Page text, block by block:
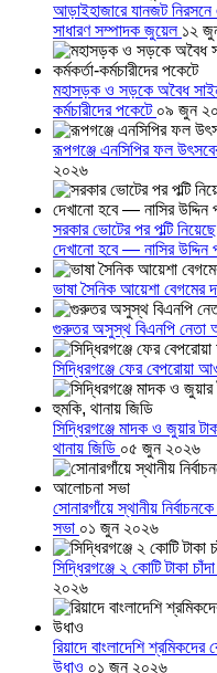
আড়াইহাজারে যানজট নিরসনে
সাধারণ সম্পাদক জুয়েল ১২
মহাসড়ক ও সড়কে অবৈধ
কর্মচারীদের পকেটে ০৯ জুন
রূপগঞ্জে এনসিপির ফল
২০২৬
সরকার ভোটের পর পল্টি
দেখানো হবে — নাসির উদ্দিন
ভাষা সৈনিক আয়েশা বেগমের
গুরুতর অসুস্থ বিএনপি নেতা
সিদ্ধিরগঞ্জে ফের বেপরোয়া
সিদ্ধিরগঞ্জে মাদক ও জুয়ার
থানায় জিডি ০৫ জুন ২০২৬
সোনারগাঁয়ে স্থানীয়
সভা ০১ জুন ২০২৬
সিদ্ধিরগঞ্জে ২ কোটি টাকা
২০২৬
রিয়াদে বাংলাদেশি
উধাও ০১ জুন ২০২৬